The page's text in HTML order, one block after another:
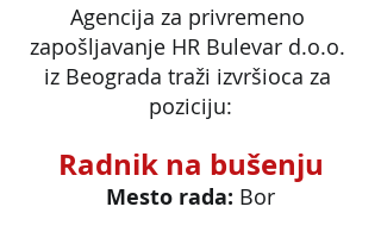
Agencija za privremeno
zapošljavanje HR Bulevar d.o.o.
iz Beograda traži izvršioca za
poziciju:
Radnik na bušenju
Mesto rada: Bor